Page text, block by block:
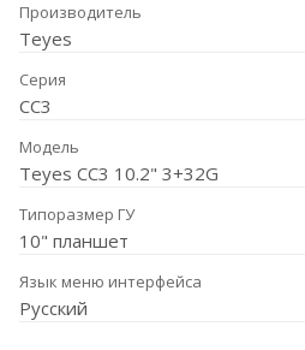
Производитель
Teyes
Серия
CC3
Модель
Teyes CC3 10.2" 3+32G
Типоразмер ГУ
10" планшет
Язык меню интерфейса
Русский